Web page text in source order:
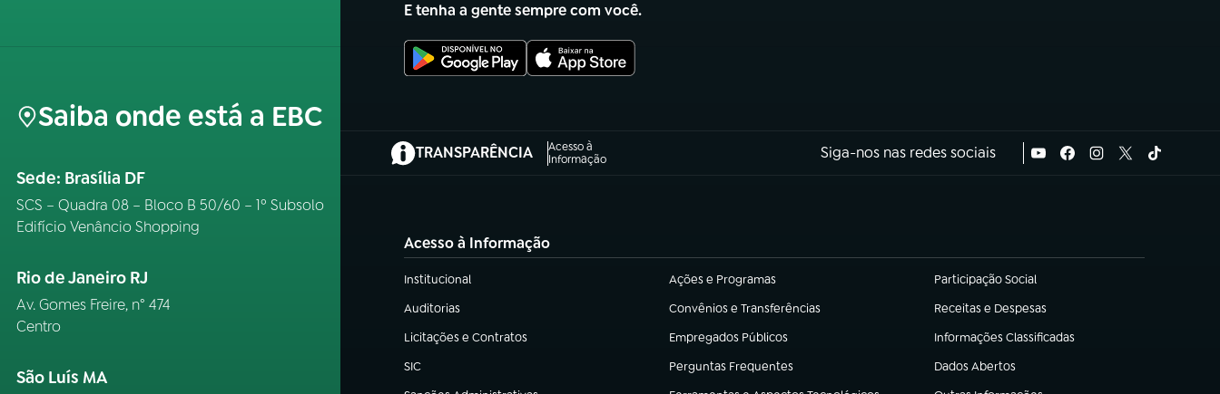
Saiba onde está a EBC
Sede: Brasília DF
SCS – Quadra 08 – Bloco B 50/60 – 1º Subsolo
Edifício Venâncio Shopping
Rio de Janeiro RJ
Av. Gomes Freire, n° 474
Centro
São Luís MA
E tenha a gente sempre com você.
TRANSPARÊNCIA
Acesso à
Informação
(abre em nova aba) Siga-nos nas redes sociais
Acesso à Informação
Institucional
(abre em nova aba) Ações e Programas
(abre em nova aba) Participação Social
(abre em nova aba)
Auditorias
(abre em nova aba) Convênios e Transferências
(abre em nova aba) Receitas e Despesas
(abre em nova aba)
Licitações e Contratos
(abre em nova aba) Empregados Públicos
(abre em nova aba) Informações Classificadas
(abre em nova aba)
SIC
(abre em nova aba) Perguntas Frequentes
(abre em nova aba) Dados Abertos
(abre em nova aba)